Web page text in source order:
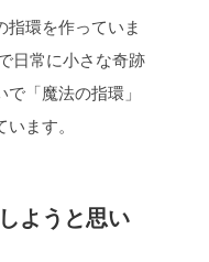
環を作っていま
日常に小さな奇跡
「魔法の指環」
ます。
ようと思い